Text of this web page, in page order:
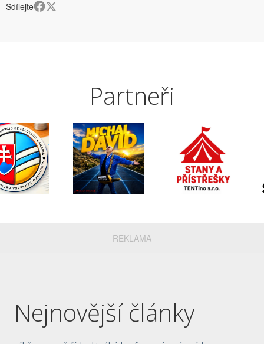
Sdílejte
Partneři
REKLAMA
Nejnovější články